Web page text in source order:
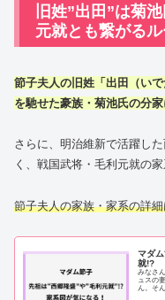
旧姓”出田”は菊
元就とも繋がる
節子夫人の旧姓「出田（い
を馳せた豪族・菊池氏の分家
さらに、明治維新で活躍し
く、戦国武将・毛利元就の
節子夫人の家族・家系の詳
マダ
就!?
みなさ
ュスの
ん。そ